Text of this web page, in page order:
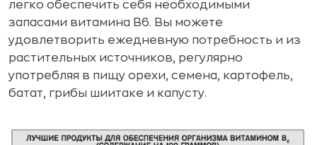
легко обеспечить себя необходимыми
запасами витамина B6. Вы можете
удовлетворить ежедневную потребность и из
растительных источников, регулярно
употребляя в пищу орехи, семена, картофель,
батат, грибы шиитаке и капусту.